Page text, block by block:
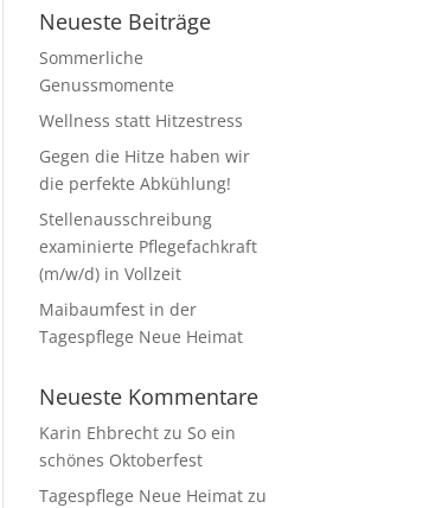
Neueste Beiträge
Sommerliche
Genussmomente
Wellness statt Hitzestress
Gegen die Hitze haben wir
die perfekte Abkühlung!
Stellenausschreibung
examinierte Pflegefachkraft
(m/w/d) in Vollzeit
Maibaumfest in der
Tagespflege Neue Heimat
Neueste Kommentare
Karin Ehbrecht zuSo ein
schönes Oktoberfest
Tagespflege Neue Heimat zu